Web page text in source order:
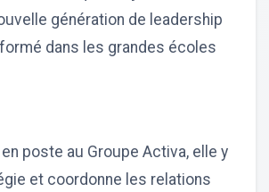
génération de leadership
dans les grandes écoles
poste au Groupe Activa, elle y
et coordonne les relations